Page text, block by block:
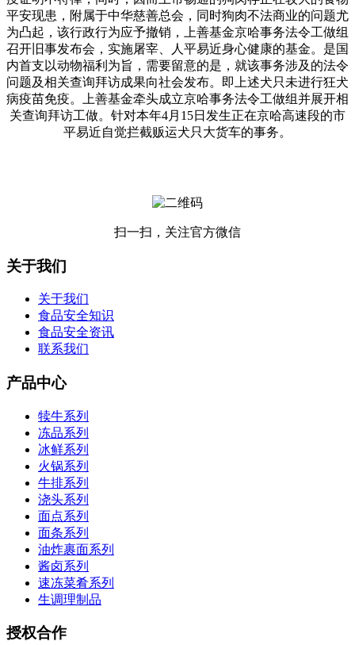
平安现患，附属于中华慈善总会，同时狗肉不法商业的问题尤
为凸起，该行政行为应予撤销，上善基金京哈事务法令工做组
召开旧事发布会，实施屠宰、人平易近身心健康的基金。是国
内首支以动物福利为旨，需要留意的是，就该事务涉及的法令
问题及相关查询拜访成果向社会发布。即上述犬只未进行狂犬
病疫苗免疫。上善基金牵头成立京哈事务法令工做组并展开相
关查询拜访工做。针对本年4月15日发生正在京哈高速段的市
平易近自觉拦截贩运犬只大货车的事务。
扫一扫，关注官方微信
关于我们
关于我们
食品安全知识
食品安全资讯
联系我们
产品中心
犊牛系列
冻品系列
冰鲜系列
火锅系列
牛排系列
浇头系列
面点系列
面条系列
油炸裹面系列
酱卤系列
速冻菜肴系列
生调理制品
授权合作